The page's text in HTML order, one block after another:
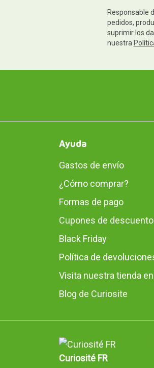
Responsable
pedidos,
suprimir los
nuestra
Ayuda
Gastos de envío
¿Cómo comprar?
Formas de pago
Cupones de
Black Friday
Política de
Visita nuestra tienda
Blog de Curiosite
Curiosité FR